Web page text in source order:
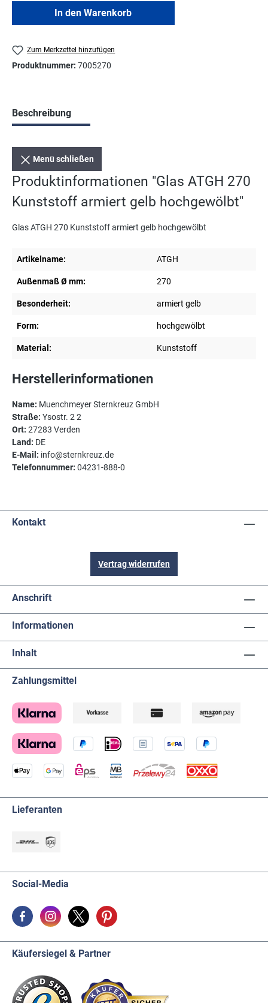
In den Warenkorb
Zum Merkzettel hinzufügen
Produktnummer: 7005270
Beschreibung
Menü schließen
Produktinformationen "Glas ATGH 270
Kunststoff armiert gelb hochgewölbt"
Glas ATGH 270 Kunststoff armiert gelb hochgewölbt
Artikelname: ATGH
Außenmaß Ø mm: 270
Besonderheit: armiert gelb
Form: hochgewölbt
Material: Kunststoff
Herstellerinformationen
Name: Muenchmeyer Sternkreuz GmbH
Straße: Ysostr. 2 2
Ort: 27283 Verden
Land: DE
E-Mail: info@sternkreuz.de
Telefonnummer: 04231-888-0
Kontakt
Vertrag widerrufen
Anschrift
Informationen
Inhalt
Zahlungsmittel
Lieferanten
Social-Media
Käufersiegel & Partner